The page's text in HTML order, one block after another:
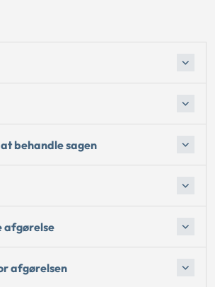
behandle sagen
afgørelse
afgørelsen